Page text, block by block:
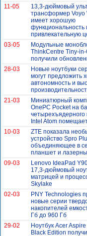
11-05
13,3-дюймовый
трансформер Voyo
имеет хорошую
функциональность
привлекательную
03-05
Модульные
ThinkCentre Tiny-in-
получили
28-03
Новые ноутбуки
могут предложить
автономность и
21-03
Миниатюрный
OnePC Pocket на
четырехъядерного
Intel Atom
10-03
ZTE показала
устройство Spro
объединяющее в
планшет и
09-03
Lenovo IdeaPad
17,3-дюймовый
матрицей и
Skylake
02-03
PNY Technologies
новые серии
накопителей
Гб до 960 Гб
29-02
Ноутбук Acer
Black Edition